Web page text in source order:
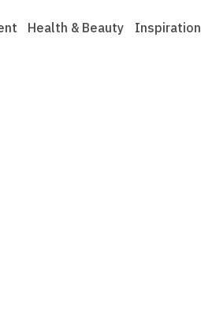
Health & Beauty Inspiration